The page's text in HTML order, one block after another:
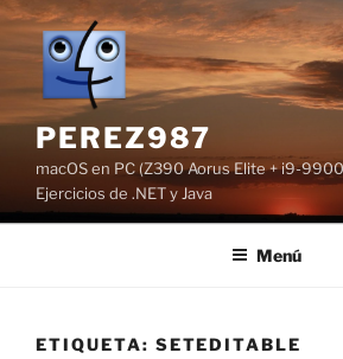
Saltar
contenido
PEREZ987
macOS en PC (Z390 Aorus Elite + i9-
Ejercicios de .NET y Java
Menú
ETIQUETA: SETEDITABLE